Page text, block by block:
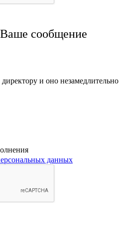
сообщение
и оно незамедлительно
данных